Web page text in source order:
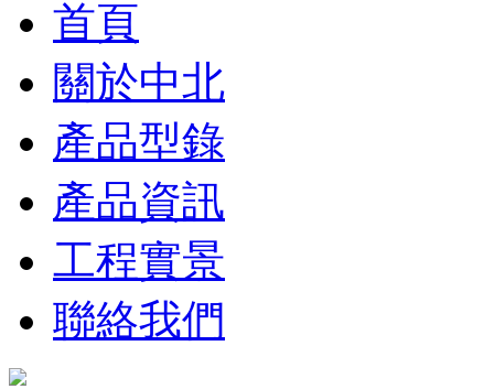
首頁
關於中北
產品型錄
產品資訊
工程實景
聯絡我們